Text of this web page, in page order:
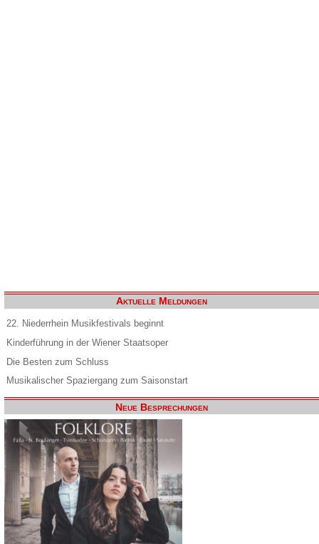
Aktuelle Meldungen
22. Niederrhein Musikfestivals beginnt
Kinderführung in der Wiener Staatsoper
Die Besten zum Schluss
Musikalischer Spaziergang zum Saisonstart
Neue Besprechungen